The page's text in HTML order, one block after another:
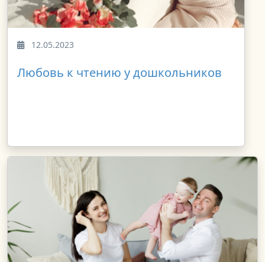
12.05.2023
Любовь к чтению у дошкольников